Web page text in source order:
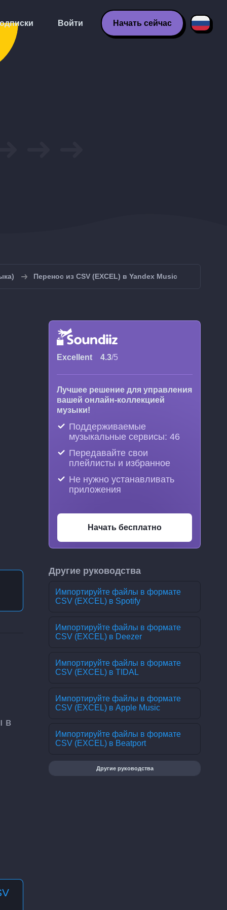
Войти Начать сейчас
Перенос из CSV (EXCEL) в Yandex Music
в
Excellent 4.3/5
Лучшее решение для управления
вашей онлайн-коллекцией
музыки!
Поддерживаемые
музыкальные сервисы: 46
Передавайте свои
плейлисты и избранное
Не нужно устанавливать
приложения
Начать бесплатно
Другие руководства
Импортируйте файлы в формате
CSV (EXCEL) в Spotify
Импортируйте файлы в формате
CSV (EXCEL) в Deezer
Импортируйте файлы в формате
CSV (EXCEL) в TIDAL
Импортируйте файлы в формате
CSV (EXCEL) в Apple Music
Импортируйте файлы в формате
CSV (EXCEL) в Beatport
Другие руководства